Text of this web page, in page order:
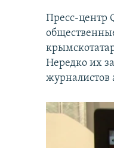
Пресс-центр
Нередко их